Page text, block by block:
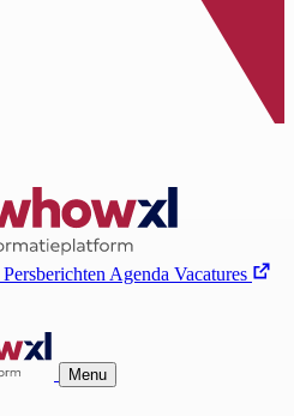
Persberichten Agenda Vacatures
Menu